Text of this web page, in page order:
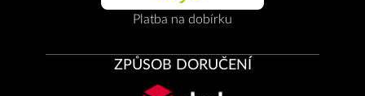
Platba na dobírku
ZPŮSOB DORUČENÍ